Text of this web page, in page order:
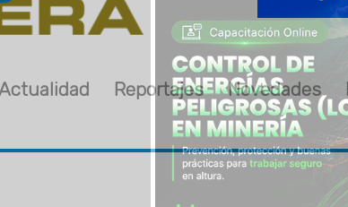
Reportajes Novedades